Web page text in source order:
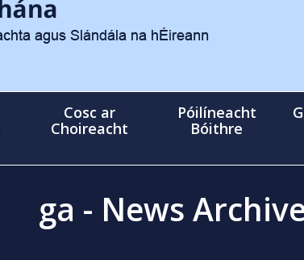
Cosc ar
Choireacht
Póilíneacht
Bóithre
ga - News